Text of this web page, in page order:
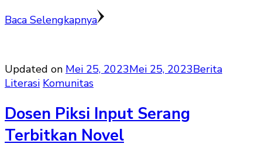
Baca Selengkapnya
Updated on Mei 25, 2023Mei 25, 2023Berita
Literasi Komunitas
Dosen Piksi Input Serang
Terbitkan Novel